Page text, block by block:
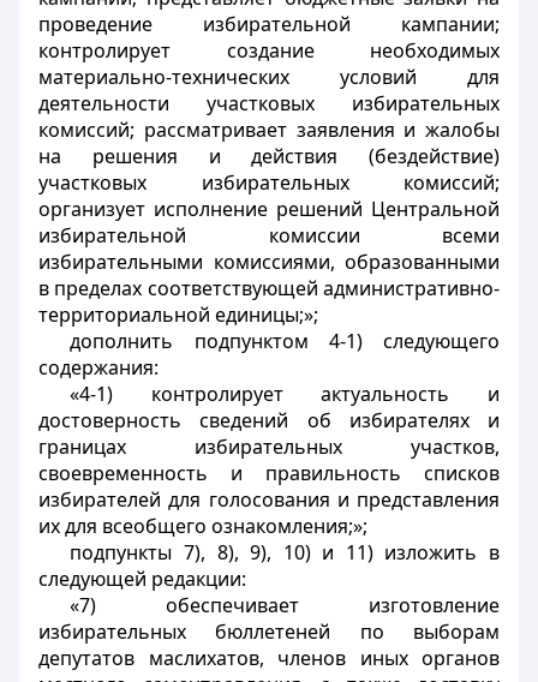
проведение избирательной кампании;
контролирует создание необходимых
материально-технических условий для
деятельности участковых избирательных
комиссий; рассматривает заявления и жалобы
на решения и действия (бездействие)
участковых избирательных комиссий;
организует исполнение решений Центральной
избирательной комиссии всеми
избирательными комиссиями, образованными
в пределах соответствующей административно-
территориальной единицы;»;
дополнить подпунктом 4-1) следующего
содержания:
«4-1) контролирует актуальность и
достоверность сведений об избирателях и
границах избирательных участков,
своевременность и правильность списков
избирателей для голосования и представления
их для всеобщего ознакомления;»;
подпункты 7), 8), 9), 10) и 11) изложить в
следующей редакции:
«7) обеспечивает изготовление
избирательных бюллетеней по выборам
депутатов маслихатов, членов иных органов